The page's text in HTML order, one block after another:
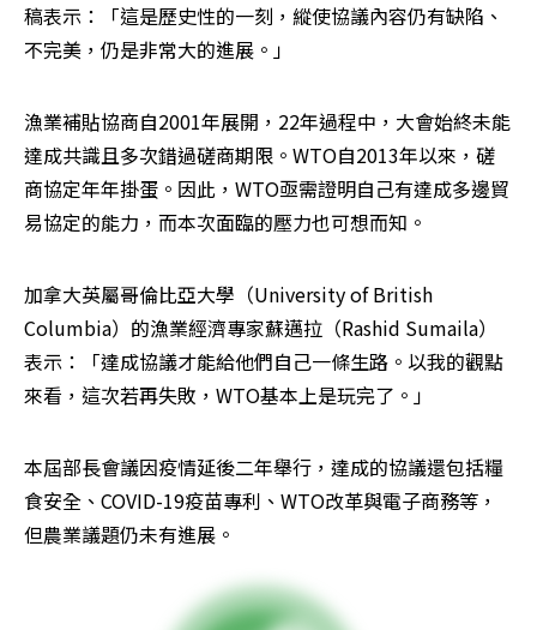
稿表示：「這是歷史性的一刻，縱使協議內容仍有缺陷、
不完美，仍是非常大的進展。」
漁業補貼協商自2001年展開，22年過程中，大會始終未能
達成共識且多次錯過磋商期限。WTO自2013年以來，磋
商協定年年掛蛋。因此，WTO亟需證明自己有達成多邊貿
易協定的能力，而本次面臨的壓力也可想而知。
加拿大英屬哥倫比亞大學（University of British
Columbia）的漁業經濟專家蘇邁拉（Rashid Sumaila）
表示：「達成協議才能給他們自己一條生路。以我的觀點
來看，這次若再失敗，WTO基本上是玩完了。」
本屆部長會議因疫情延後二年舉行，達成的協議還包括糧
食安全、COVID-19疫苗專利、WTO改革與電子商務等，
但農業議題仍未有進展。